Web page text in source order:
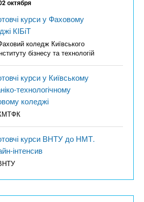
октября
курси у Фаховому
КІБіТ
коледж Київського
бізнесу та технологій
курси у Київському
технологічному
коледжі
курси ВНТУ до НМТ.
інтенсив